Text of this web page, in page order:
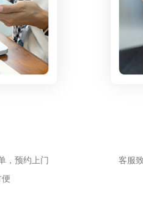
，预约上门
客服